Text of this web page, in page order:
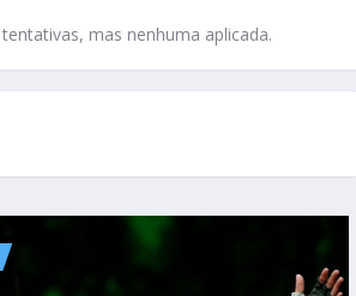
mas nenhuma aplicada.